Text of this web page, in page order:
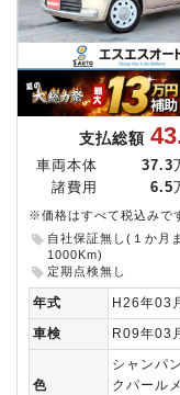
支払総額
車両本体 37.3
諸費用
6.5
※価格はすべて税込みで
自社保証無し(１か月
1000Km)
定期点検無し
年式
H26年03
車検
R09年03
色
シャンパ
クパール